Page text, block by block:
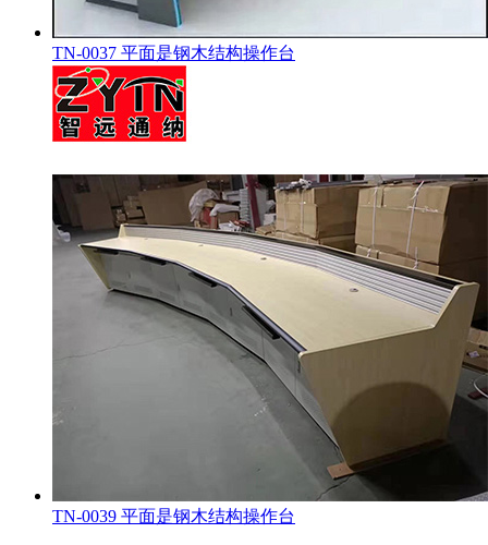
TN-0037 平面是钢木结构操作台
TN-0039 平面是钢木结构操作台